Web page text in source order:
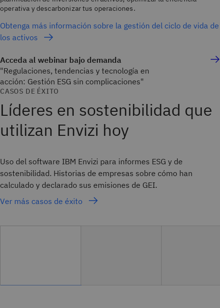
operativa y descarbonizar tus operaciones.
Obtenga más información sobre la gestión del ciclo de vida de
los activos
Acceda al webinar bajo demanda
"Regulaciones, tendencias y tecnología en
acción: Gestión ESG sin complicaciones"
CASOS DE ÉXITO
Líderes en sostenibilidad que
utilizan Envizi hoy
Uso del software IBM Envizi para informes ESG y de
sostenibilidad. Historias de empresas sobre cómo han
calculado y declarado sus emisiones de GEI.
Ver más casos de éxito